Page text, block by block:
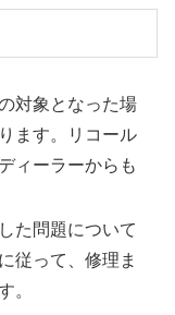
対象となった場
ます。リコール
ィーラーからも
た問題について
従って、修理ま
。